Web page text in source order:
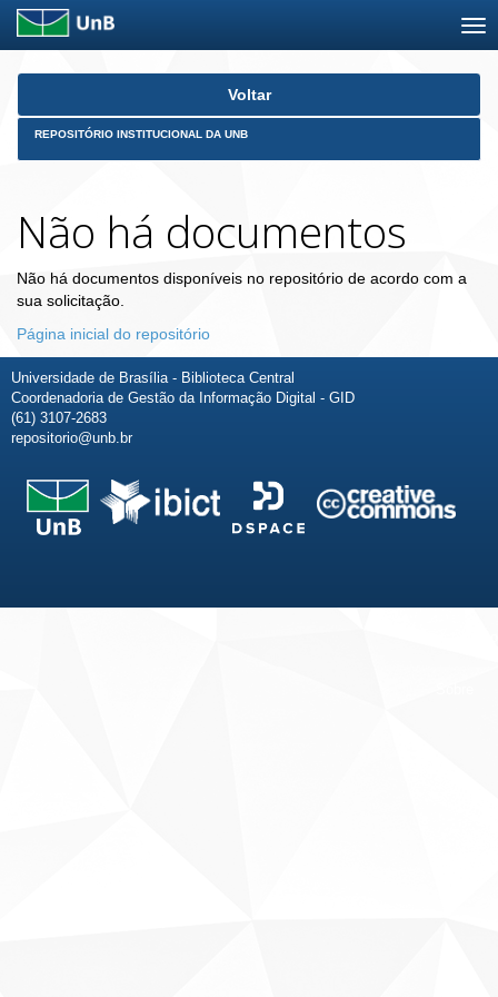
Skip
Voltar
REPOSITÓRIO INSTITUCIONAL DA UNB
Não há documentos
Não há documentos disponíveis no repositório de acordo com a
sua solicitação.
Página inicial do repositório
Universidade de Brasília - Biblioteca Central
Coordenadoria de Gestão da Informação Digital - GID
(61) 3107-2683
repositorio@unb.br